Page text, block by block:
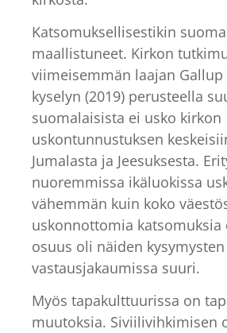
Katsomuksellisestikin
maallistuneet. Kirkon
viimeisemmän laajan Gallup
kyselyn (2019) perusteella
suomalaisista ei usko kirkon
uskontunnustuksen
Jumalasta ja Jeesuksesta.
nuoremmissa ikäluokissa
vähemmän kuin koko
uskonnottomia katsomuksia
osuus oli näiden kysymysten
vastausjakaumissa suuri.
Myös tapakulttuurissa on
muutoksia. Siviilivihkimisen